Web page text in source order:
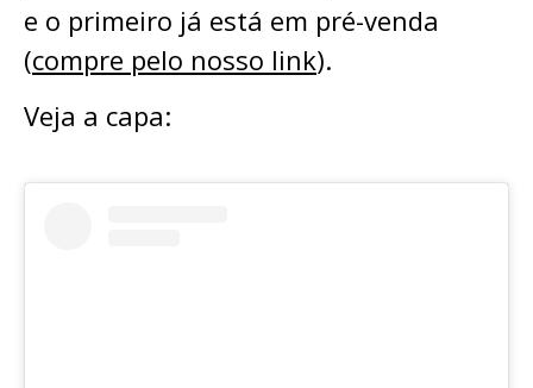
e o primeiro já está em pré-venda
(compre pelo nosso link).
Veja a capa: